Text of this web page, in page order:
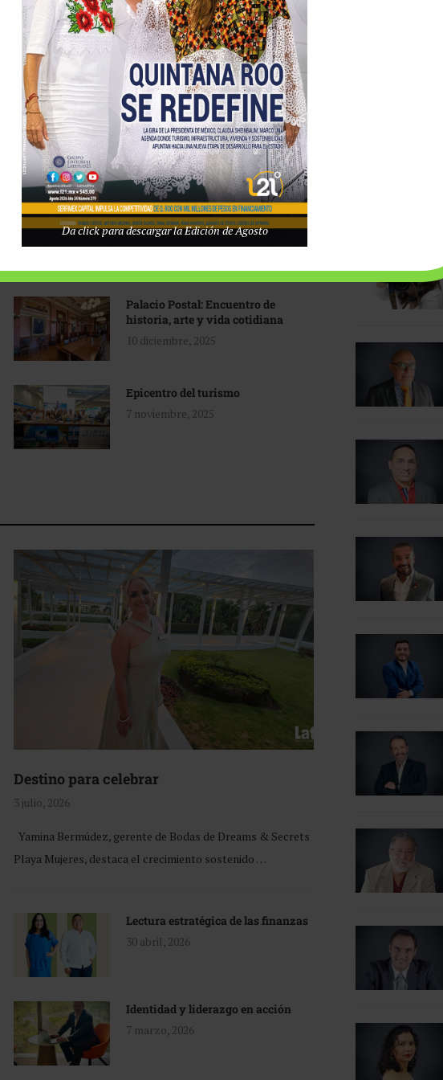
Tecnológico de Monterrey
3 agosto, 2026
Promoción turística con visión
1 abril, 2026
Industria global en
reconfiguración
31 marzo, 2026
Palacio Postal: Encuentro de
historia, arte y vida cotidiana
10 diciembre, 2025
Epicentro del turismo
7 noviembre, 2025
Destino para celebrar
3 julio, 2026
Yamina Bermúdez, gerente de Bodas de Dreams & Secrets
Playa Mujeres, destaca el crecimiento sostenido …
Lectura estratégica de las finanzas
30 abril, 2026
Identidad y liderazgo en acción
7 marzo, 2026
Da click para descargar la Edición de Agosto